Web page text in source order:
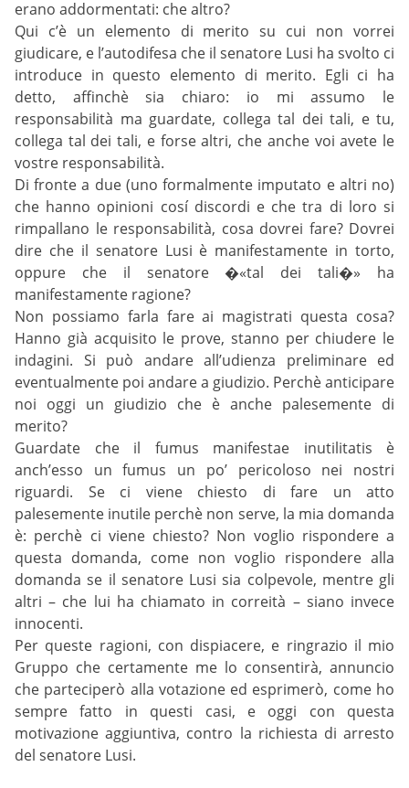
erano addormentati: che altro?
Qui c’è un elemento di merito su cui non vorrei
giudicare, e l’autodifesa che il senatore Lusi ha svolto ci
introduce in questo elemento di merito. Egli ci ha
detto, affinchè sia chiaro: io mi assumo le
responsabilità ma guardate, collega tal dei tali, e tu,
collega tal dei tali, e forse altri, che anche voi avete le
vostre responsabilità.
Di fronte a due (uno formalmente imputato e altri no)
che hanno opinioni cosí discordi e che tra di loro si
rimpallano le responsabilità, cosa dovrei fare? Dovrei
dire che il senatore Lusi è manifestamente in torto,
oppure che il senatore �«tal dei tali�» ha
manifestamente ragione?
Non possiamo farla fare ai magistrati questa cosa?
Hanno già acquisito le prove, stanno per chiudere le
indagini. Si può andare all’udienza preliminare ed
eventualmente poi andare a giudizio. Perchè anticipare
noi oggi un giudizio che è anche palesemente di
merito?
Guardate che il fumus manifestae inutilitatis è
anch’esso un fumus un po’ pericoloso nei nostri
riguardi. Se ci viene chiesto di fare un atto
palesemente inutile perchè non serve, la mia domanda
è: perchè ci viene chiesto? Non voglio rispondere a
questa domanda, come non voglio rispondere alla
domanda se il senatore Lusi sia colpevole, mentre gli
altri – che lui ha chiamato in correità – siano invece
innocenti.
Per queste ragioni, con dispiacere, e ringrazio il mio
Gruppo che certamente me lo consentirà, annuncio
che parteciperò alla votazione ed esprimerò, come ho
sempre fatto in questi casi, e oggi con questa
motivazione aggiuntiva, contro la richiesta di arresto
del senatore Lusi.